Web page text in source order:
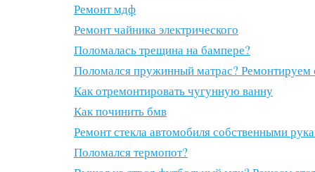
Ремонт мдф
Ремонт чайника электрического
Поломалась трещина на бампере?
Поломался пружинный матрас? Ремонтируем
Как отремонтировать чугунную ванну
Как починить бмв
Ремонт стекла автомобиля собственными
Поломался термопот?